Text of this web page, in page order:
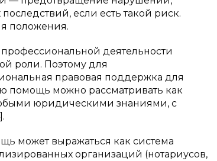
если есть такой риск.
положения.
деятельности
роли. Поэтому для
правовая поддержка для
помощь можно рассматривать как
юридическими знаниями, с
может выражаться как система
организаций (нотариусов,